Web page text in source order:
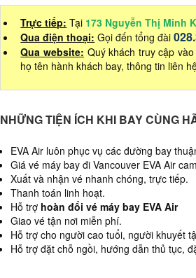
Trực tiếp: Tại 173 Nguyễn Thị Minh
Qua điện thoại: Gọi đến tổng đài
Qua website: Quý khách truy cập
họ tên hành khách bay, thông tin liên
NHỮNG TIỆN ÍCH KHI BAY CÙNG
EVA Air luôn phục vụ các đường bay
Giá vé máy bay đi Vancouver EVA Air
Xuất và nhận vé nhanh chóng, trực tiếp.
Thanh toán linh hoạt.
Hỗ trợ hoàn đổi vé máy bay EVA Air
Giao vé tận nơi miễn phí.
Hỗ trợ cho người cao tuổi, người khuyết
Hỗ trợ đặt chỗ ngồi, hướng dẫn thủ tục,